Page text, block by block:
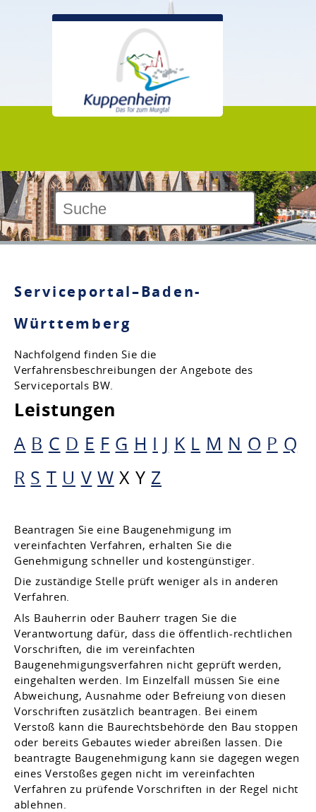
Serviceportal–Baden-
Württemberg
Nachfolgend finden Sie die
Verfahrensbeschreibungen der Angebote des
Serviceportals BW.
Leistungen
A B C D E F G H I J K L M N O P Q
R S T U V W X Y Z
Beantragen Sie eine Baugenehmigung im
vereinfachten Verfahren, erhalten Sie die
Genehmigung schneller und kostengünstiger.
Die zuständige Stelle prüft weniger als in anderen
Verfahren.
Als Bauherrin oder Bauherr tragen Sie die
Verantwortung dafür, dassdieöffentlich-rechtlichen
Vorschriften, die im vereinfachten
Baugenehmigungsverfahren nicht geprüft werden,
eingehalten werden. Im Einzelfall müssen Sie eine
Abweichung, Ausnahme oder Befreiung vondiesen
Vorschriften zusätzlich beantragen. Bei einem
Verstoß kann die Baurechtsbehörde den Bau stoppen
oder bereits Gebautes wieder abreißen lassen. Die
beantragte Baugenehmigung kann sie dagegen wegen
eines Verstoßes gegen nicht im vereinfachten
Verfahren zu prüfende Vorschriften in der Regel nicht
ablehnen.